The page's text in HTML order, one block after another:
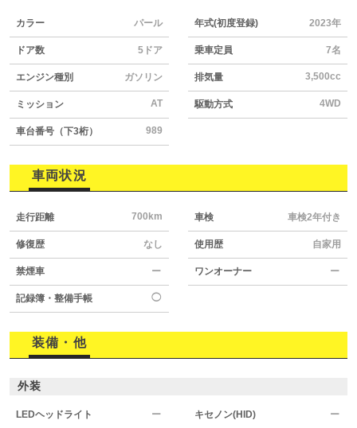
カラー パール 年式(初度登録) 2023年
ドア数 5ドア 乗車定員 7名
エンジン種別 ガソリン 排気量 3,500cc
ミッション AT 駆動方式 4WD
車台番号（下3桁） 989
車両状況
走行距離 700km 車検 車検2年付き
修復歴 なし 使用歴 自家用
禁煙車 ー ワンオーナー ー
記録簿・整備手帳 ◯
装備・他
外装
LEDヘッドライト ー キセノン(HID) ー